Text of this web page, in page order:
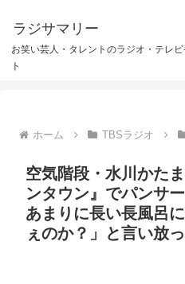
ラジサマリー
お笑い芸人・タレントのラジオ・テレ
ト
ホーム TBSラジオ
空気階段・水川かた
ンタウン』でパンサ
あまりに長い長風呂
ぇのか？」と言い放